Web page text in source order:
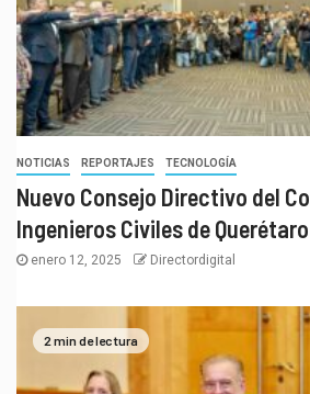
NOTICIAS REPORTAJES TECNOLOGÍA
Nuevo Consejo Directivo del
Ingenieros Civiles de Querétaro
enero 12, 2025 Directordigital
2 min de lectura